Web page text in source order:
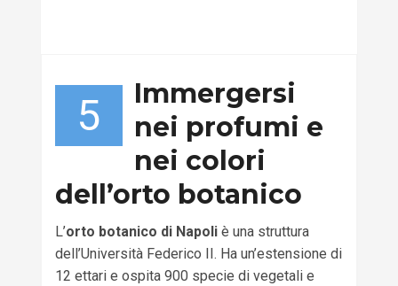
5
Immergersi
nei profumi e
nei colori
dell’orto botanico
L’orto botanico di Napoliè una struttura
dell’Università Federico II. Ha un’estensione di
12 ettari e ospita 900 specie di vegetali e